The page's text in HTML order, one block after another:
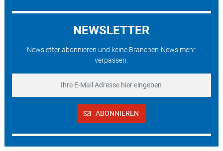
NEWSLETTER
Newsletter abonnieren und keine Branchen-News mehr
verpassen.
ABONNIEREN